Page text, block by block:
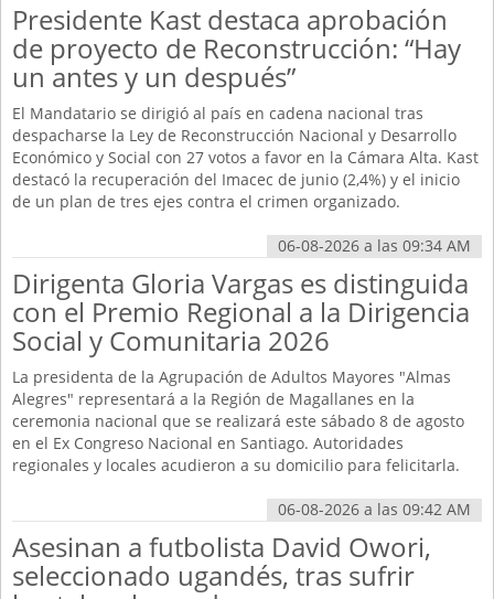
06-08-2026 a las 09:34 AM
Presidente Kast destaca aprobación
de proyecto de Reconstrucción: “Hay
un antes y un después”
El Mandatario se dirigió al país en cadena nacional tras
despacharse la Ley de Reconstrucción Nacional y Desarrollo
Económico y Social con 27 votos a favor en la Cámara Alta. Kast
destacó la recuperación del Imacec de junio (2,4%) y el inicio
de un plan de tres ejes contra el crimen organizado.
06-08-2026 a las 09:42 AM
Dirigenta Gloria Vargas es distinguida
con el Premio Regional a la Dirigencia
Social y Comunitaria 2026
La presidenta de la Agrupación de Adultos Mayores "Almas
Alegres" representará a la Región de Magallanes en la
ceremonia nacional que se realizará este sábado 8 de agosto
en el Ex Congreso Nacional en Santiago. Autoridades
regionales y locales acudieron a su domicilio para felicitarla.
Asesinan a futbolista David Owori,
seleccionado ugandés, tras sufrir